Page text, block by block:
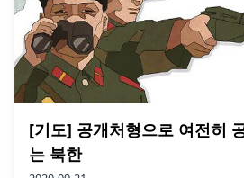
[기도] 공개처형으로 여전히
는 북한